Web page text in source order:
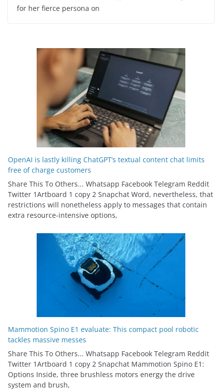
for her fierce persona on
OpenAI is lastly killing ChatGPT’s textual content chat limits
free of charge customers
Share This To Others... Whatsapp Facebook Telegram Reddit
Twitter 1Artboard 1 copy 2 Snapchat Word, nevertheless, that
restrictions will nonetheless apply to messages that contain
extra resource-intensive options,
Mammotion Spino E1 evaluate: This compact pool robotic
tackles massive messes
Share This To Others... Whatsapp Facebook Telegram Reddit
Twitter 1Artboard 1 copy 2 Snapchat Mammotion Spino E1:
Options Inside, three brushless motors energy the drive
system and brush,